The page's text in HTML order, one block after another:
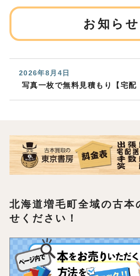
お知らせ
2026年8月4日
写真一枚で無料見積もり【宅配
北海道増毛町全域の古本
せください！